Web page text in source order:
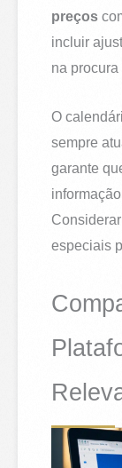
preços
incluir
na
O
sempre
garante
especiais